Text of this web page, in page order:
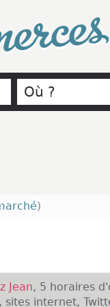
)
Jean, 5 horaires
internet,